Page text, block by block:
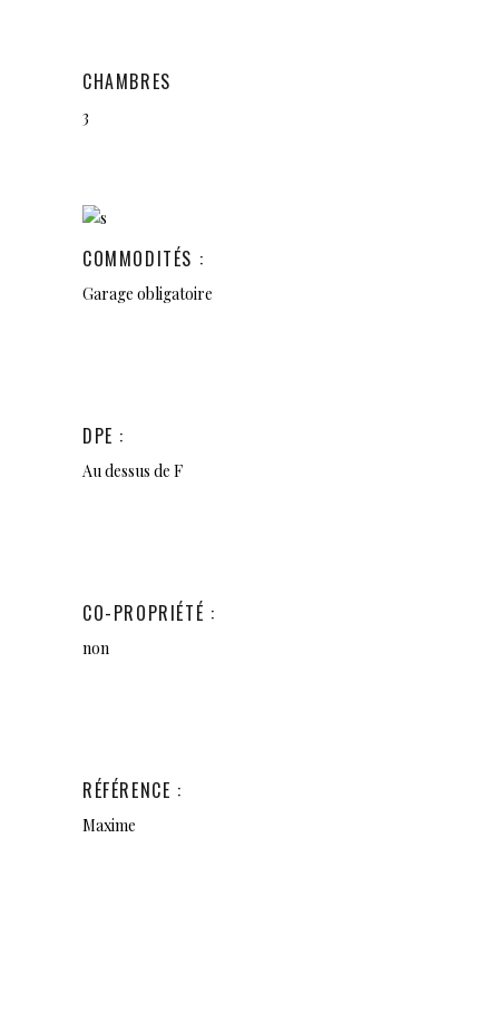
CHAMBRES
3
COMMODITÉS :
Garage obligatoire
DPE :
Au dessus de F
CO-PROPRIÉTÉ :
non
RÉFÉRENCE :
Maxime